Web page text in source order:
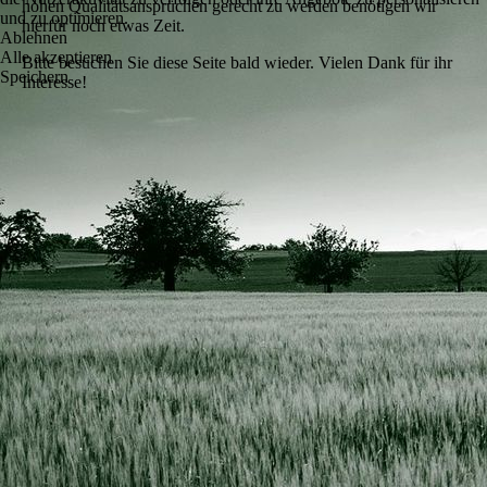
hohen Qualitätsansprüchen gerecht zu werden benötigen wir
hierfür noch etwas Zeit.
Bitte besuchen Sie diese Seite bald wieder. Vielen Dank für ihr
Interesse!
und zu optimieren.
Ablehnen
Alle akzeptieren
Speichern